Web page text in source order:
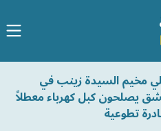
مخيم السيدة زينب في
يصلحون كبل كهرباء معطلاً
تطوعية